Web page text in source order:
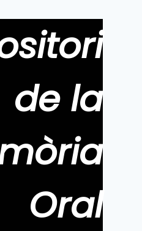
de la
Oral